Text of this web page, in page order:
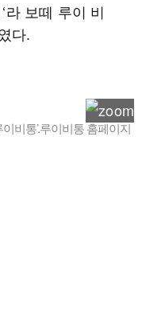
라 보떼 루이 비
다.
비통’.루이비통 홈페이지